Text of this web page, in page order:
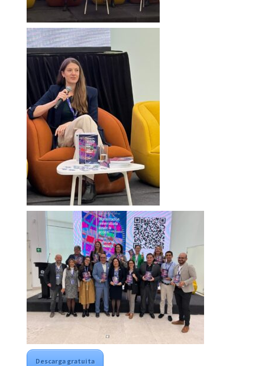
Descarga gratuita